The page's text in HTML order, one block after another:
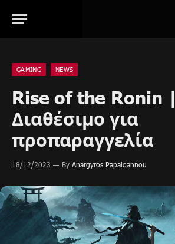
GAMING NEWS
Rise of the Ronin |
Διαθέσιμο για
προπαραγγελία
18/12/2023 By Anargyros Papaioannou